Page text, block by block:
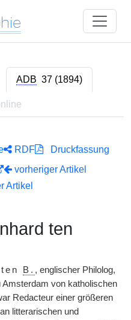
ADB 37 (1894)
RDF
Druckfassung
vorheriger Artikel
Artikel
ten
B. , englischer Philolog,
von katholischen
Redacteur einer größeren
litterarischen und